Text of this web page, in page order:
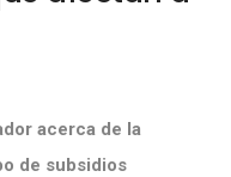
acerca de la
de subsidios